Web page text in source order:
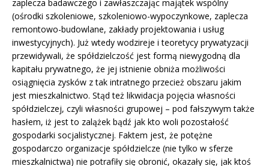
zaplecza badawczego i zawłaszczając majątek wspólny
(ośrodki szkoleniowe, szkoleniowo-wypoczynkowe, zaplecza
remontowo-budowlane, zakłady projektowania i usług
inwestycyjnych). Już wtedy wodzireje i teoretycy prywatyzacji
przewidywali, że spółdzielczość jest formą niewygodną dla
kapitału prywatnego, że jej istnienie obniża możliwości
osiągnięcia zysków z tak intratnego przecież obszaru jakim
jest mieszkalnictwo. Stąd też likwidacja pojęcia własności
spółdzielczej, czyli własności grupowej – pod fałszywym także
hasłem, iż jest to zalążek bądź jak kto woli pozostałość
gospodarki socjalistycznej. Faktem jest, że potężne
gospodarczo organizacje spółdzielcze (nie tylko w sferze
mieszkalnictwa) nie potrafiły się obronić, okazały się, jak ktoś